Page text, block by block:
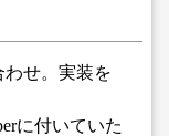
わせ。実装を
に付いていた